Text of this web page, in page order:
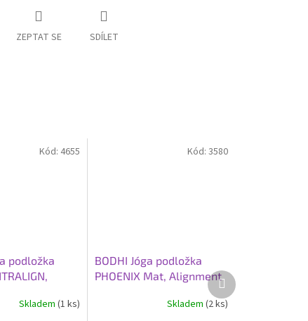
ZEPTAT SE SDÍLET
podložka
Skladem(1 ks)
Kód: 4655
BODHI Jóga podložka
PHOENIX Mat, Alignment
Yantra, 185 x 66 x 0,4 cm,
Skladem (2 ks)
Kód: 3580
Další
produkt